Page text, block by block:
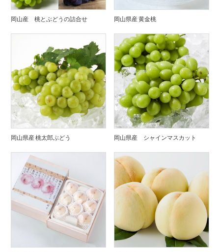
岡山産 桃とぶどうの詰合せ 岡山県産 黄金桃
岡山県産 桃太郎ぶどう 岡山県産 シャインマスカット